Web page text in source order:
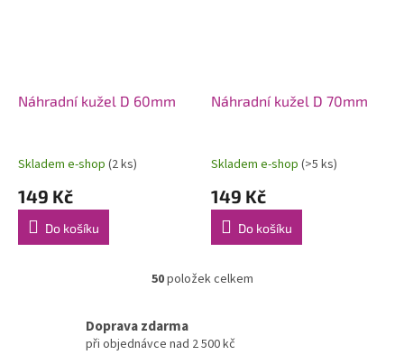
Náhradní kužel D 60mm
Skladem e-shop (2 ks)
149 Kč
Do košíku
Náhradní kužel D 70mm
Skladem e-shop (>5 ks)
149 Kč
Do košíku
O
á
50položek celkem
Doprava zdarma
při objednávce nad 2 500 kč